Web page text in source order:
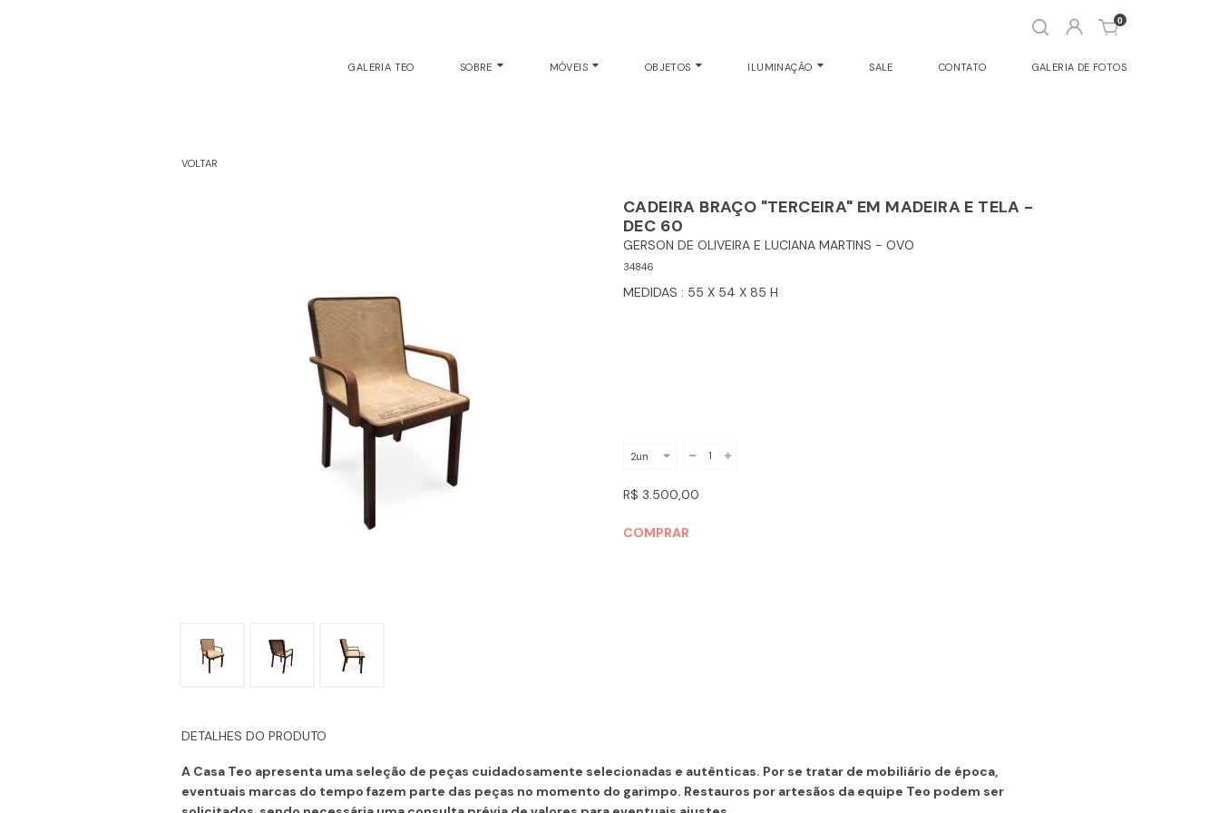
Abrir
busca
0
GALERIA TEO SOBRE MÓVEIS OBJETOS ILUMINAÇÃO SALE CONTATO GALERIA DE FOTOS
VOLTAR
CADEIRA BRAÇO "TERCEIRA" EM MADEIRA E TELA -
DEC 60
GERSON DE OLIVEIRA E LUCIANA MARTINS - OVO
34846
MEDIDAS : 55 X 54 X 85 H
R$ 3.500,00
COMPRAR
DETALHES DO PRODUTO
A Casa Teo apresenta uma seleção de peças cuidadosamente selecionadas e autênticas. Por se tratar de mobiliário de época,
eventuais marcas do tempo fazem parte das peças no momento do garimpo. Restauros por artesãos da equipe Teo podem ser